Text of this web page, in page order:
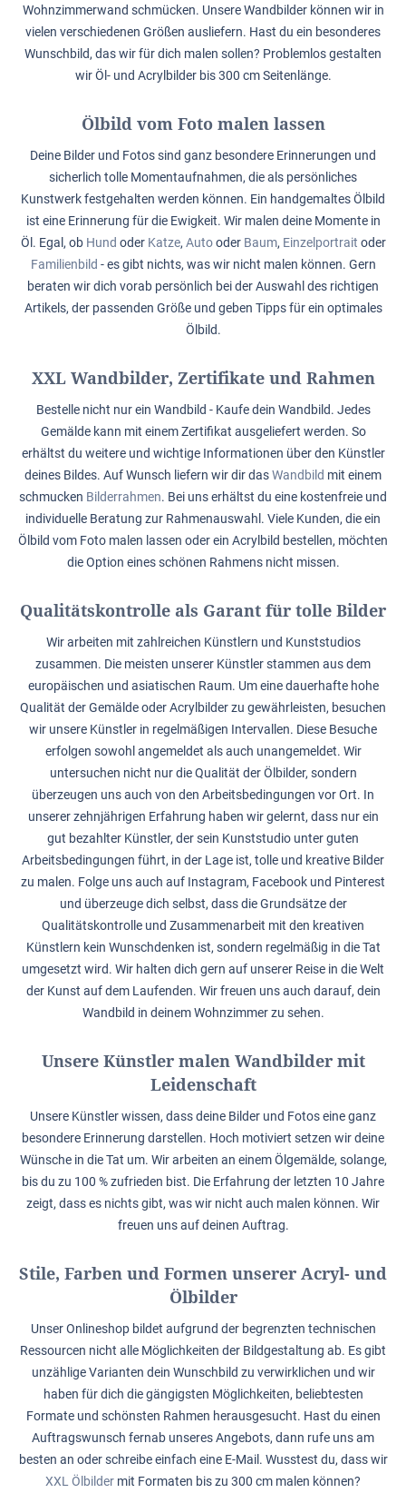
Wohnzimmerwand schmücken. Unsere Wandbilder können wir in
vielen verschiedenen Größen ausliefern. Hast du ein besonderes
Wunschbild, das wir für dich malen sollen? Problemlos gestalten
wir Öl- und Acrylbilder bis 300 cm Seitenlänge.
Ölbild vom Foto malen lassen
Deine Bilder und Fotos sind ganz besondere Erinnerungen und
sicherlich tolle Momentaufnahmen, die als persönliches
Kunstwerk festgehalten werden können. Ein handgemaltes Ölbild
ist eine Erinnerung für die Ewigkeit. Wir malen deine Momente in
Öl. Egal, ob Hund oder Katze, Autooder Baum, Einzelportrait oder
Familienbild - es gibt nichts, was wir nicht malen können. Gern
beraten wir dich vorab persönlich bei der Auswahl des richtigen
Artikels, der passenden Größe und geben Tipps für ein optimales
Ölbild.
XXL Wandbilder, Zertifikate und Rahmen
Bestelle nicht nur ein Wandbild - Kaufe dein Wandbild. Jedes
Gemälde kann mit einem Zertifikat ausgeliefert werden. So
erhältst du weitere und wichtige Informationen über den Künstler
deines Bildes. Auf Wunsch liefern wir dir dasWandbild mit einem
schmucken Bilderrahmen. Bei uns erhältst du eine kostenfreie und
individuelle Beratung zur Rahmenauswahl. Viele Kunden, die ein
Ölbild vom Foto malen lassen oder ein Acrylbild bestellen, möchten
die Option eines schönen Rahmens nicht missen.
Qualitätskontrolle als Garant für tolle Bilder
Wir arbeiten mit zahlreichen Künstlern und Kunststudios
zusammen. Die meisten unserer Künstler stammen aus dem
europäischen und asiatischen Raum. Um eine dauerhafte hohe
Qualität der Gemälde oder Acrylbilder zu gewährleisten, besuchen
wir unsere Künstler in regelmäßigen Intervallen. Diese Besuche
erfolgen sowohl angemeldet als auch unangemeldet. Wir
untersuchen nicht nur die Qualität der Ölbilder, sondern
überzeugen uns auch von den Arbeitsbedingungen vor Ort. In
unserer zehnjährigen Erfahrung haben wir gelernt, dass nur ein
gut bezahlter Künstler, der sein Kunststudio unter guten
Arbeitsbedingungen führt, in der Lage ist, tolle und kreative Bilder
zu malen. Folge uns auch auf Instagram, Facebook und Pinterest
und überzeuge dich selbst, dass die Grundsätze der
Qualitätskontrolle und Zusammenarbeit mit den kreativen
Künstlern kein Wunschdenken ist, sondern regelmäßig in die Tat
umgesetzt wird. Wir halten dich gern auf unserer Reise in die Welt
der Kunst auf dem Laufenden. Wir freuen uns auch darauf, dein
Wandbild in deinem Wohnzimmer zu sehen.
Unsere Künstler malen Wandbilder mit
Leidenschaft
Unsere Künstler wissen, dass deine Bilder und Fotos eine ganz
besondere Erinnerung darstellen. Hoch motiviert setzen wir deine
Wünsche in die Tat um. Wir arbeiten an einem Ölgemälde, solange,
bis du zu 100 % zufrieden bist. Die Erfahrung der letzten 10 Jahre
zeigt, dass es nichts gibt, was wir nicht auch malen können. Wir
freuen uns auf deinen Auftrag.
Stile, Farben und Formen unserer Acryl- und
Ölbilder
Unser Onlineshop bildet aufgrund der begrenzten technischen
Ressourcen nicht alle Möglichkeiten der Bildgestaltung ab. Es gibt
unzählige Varianten dein Wunschbild zu verwirklichen und wir
haben für dich die gängigsten Möglichkeiten, beliebtesten
Formate und schönsten Rahmen herausgesucht. Hast du einen
Auftragswunsch fernab unseres Angebots, dann rufe uns am
besten an oder schreibe einfach eine E-Mail. Wusstest du, dass wir
XXL Ölbilder mit Formaten bis zu 300 cm malen können?